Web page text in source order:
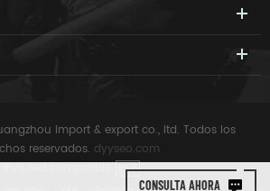
CONSULTA AHORA
import & export co., ltd. Todos los
reservados. dyyseo.com
IPV6